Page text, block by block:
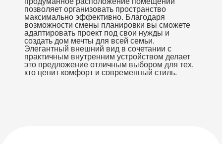
позволяет организовать пространство
максимально эффективно. Благодаря
возможности смены планировки вы сможете
адаптировать проект под свои нужды и
создать дом мечты для всей семьи.
Элегантный внешний вид в сочетании с
практичным внутренним устройством делает
это предложение отличным выбором для тех,
кто ценит комфорт и современный стиль.